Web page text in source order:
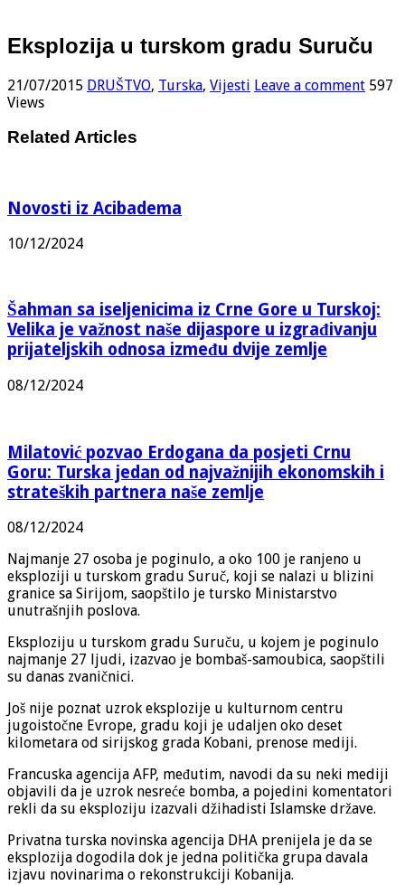
Eksplozija u turskom gradu Suruču
21/07/2015 DRUŠTVO, Turska, Vijesti Leave a comment 597
Views
Related Articles
Novosti iz Acibadema
10/12/2024
Šahman sa iseljenicima iz Crne Gore u Turskoj:
Velika je važnost naše dijaspore u izgrađivanju
prijateljskih odnosa između dvije zemlje
08/12/2024
Milatović pozvao Erdogana da posjeti Crnu
Goru: Turska jedan od najvažnijih ekonomskih i
strateških partnera naše zemlje
08/12/2024
Najmanje 27 osoba je poginulo, a oko 100 je ranjeno u
eksploziji u turskom gradu Suruč, koji se nalazi u blizini
granice sa Sirijom, saopštilo je tursko Ministarstvo
unutrašnjih poslova.
Eksploziju u turskom gradu Suruču, u kojem je poginulo
najmanje 27 ljudi, izazvao je bombaš-samoubica, saopštili
su danas zvaničnici.
Još nije poznat uzrok eksplozije u kulturnom centru
jugoistočne Evrope, gradu koji je udaljen oko deset
kilometara od sirijskog grada Kobani, prenose mediji.
Francuska agencija AFP, međutim, navodi da su neki mediji
objavili da je uzrok nesreće bomba, a pojedini komentatori
rekli da su eksploziju izazvali džihadisti Islamske države.
Privatna turska novinska agencija DHA prenijela je da se
eksplozija dogodila dok je jedna politička grupa davala
izjavu novinarima o rekonstrukciji Kobanija.